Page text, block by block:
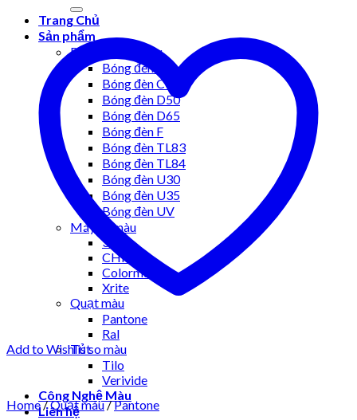
Trang Chủ
Sản phẩm
Bóng đèn so màu
Bóng đèn A
Bóng đèn CWF
Bóng đèn D50
Bóng đèn D65
Bóng đèn F
Bóng đèn TL83
Bóng đèn TL84
Bóng đèn U30
Bóng đèn U35
Bóng đèn UV
Máy so màu
3Nh
CHN
Colormuse
Xrite
Quạt màu
Pantone
Ral
Tủ so màu
Tilo
Verivide
Công Nghệ Màu
Liên hệ
Add to Wishlist
Home/Quạt màu/Pantone